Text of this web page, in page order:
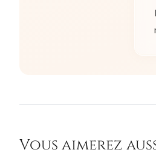
Vous aimerez